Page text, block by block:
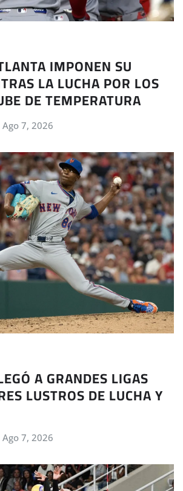
IMPONEN SU
LA LUCHA POR LOS
DE TEMPERATURA
Ago 7, 2026
A GRANDES LIGAS
LUSTROS DE LUCHA Y
Ago 7, 2026